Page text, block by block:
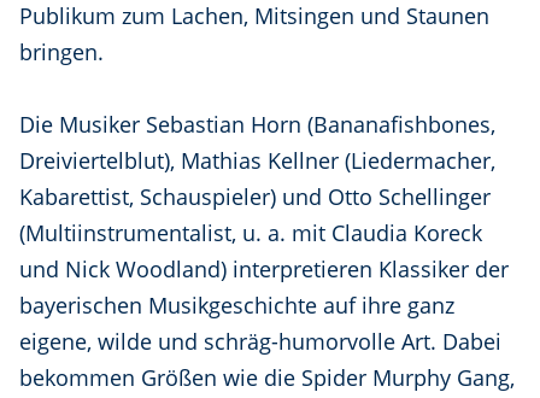
Publikum zum Lachen, Mitsingen und Staunen
bringen.
Die Musiker Sebastian Horn (Bananafishbones,
Dreiviertelblut), Mathias Kellner (Liedermacher,
Kabarettist, Schauspieler) und Otto Schellinger
(Multiinstrumentalist, u. a. mit Claudia Koreck
und Nick Woodland) interpretieren Klassiker der
bayerischen Musikgeschichte auf ihre ganz
eigene, wilde und schräg-humorvolle Art. Dabei
bekommen Größen wie die Spider Murphy Gang,